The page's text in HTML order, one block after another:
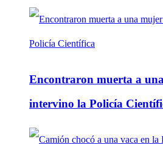
Encontraron muerta a
intervino la Policía